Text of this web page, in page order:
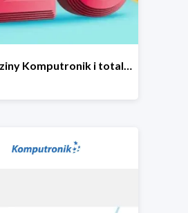
26 urodziny Komputronik i totalna wyprzedaż!